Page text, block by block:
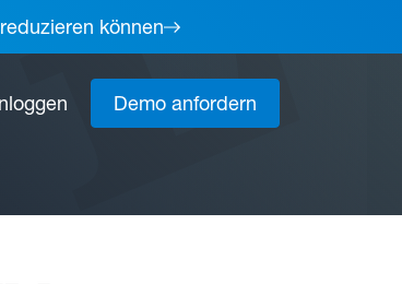
können
Demo anfordern